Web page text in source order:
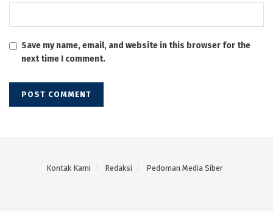
Save my name, email, and website in this browser for the
next time I comment.
Kontak Kami Redaksi Pedoman Media Siber